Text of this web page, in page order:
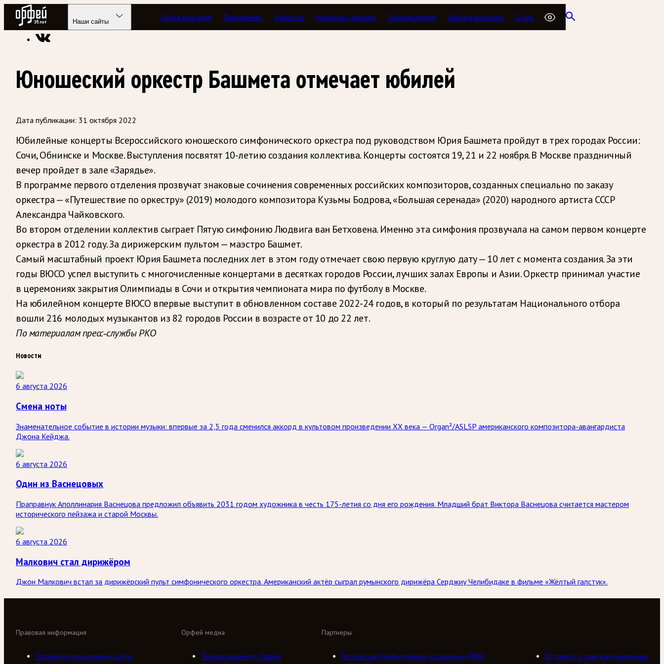
Радио Орфей
Наши сайты Сетка вещания Программы Новости Интернет-каналы Энциклопедия Города вещания О нас
Радио классической музыки «Орфей» Новости
Юношеский оркестр Башмета отмечает юбилей
Дата публикации: 31 октября 2022
Юбилейные концерты Всероссийского юношеского симфонического оркестра под руководством Юрия Башмета пройдут в трех городах России:
Сочи, Обнинске и Москве. Выступления посвятят 10-летию создания коллектива. Концерты состоятся 19, 21 и 22 ноября. В Москве праздничный
вечер пройдет в зале «Зарядье».
В программе первого отделения прозвучат знаковые сочинения современных российских композиторов, созданных специально по заказу
оркестра — «Путешествие по оркестру» (2019) молодого композитора Кузьмы Бодрова, «Большая серенада» (2020) народного артиста СССР
Александра Чайковского.
Во втором отделении коллектив сыграет Пятую симфонию Людвига ван Бетховена. Именно эта симфония прозвучала на самом первом концерте
оркестра в 2012 году. За дирижерским пультом — маэстро Башмет.
Самый масштабный проект Юрия Башмета последних лет в этом году отмечает свою первую круглую дату — 10 лет с момента создания. За эти
годы ВЮСО успел выступить с многочисленные концертами в десятках городов России, лучших залах Европы и Азии. Оркестр принимал участие
в церемониях закрытия Олимпиады в Сочи и открытия чемпионата мира по футболу в Москве.
На юбилейном концерте ВЮСО впервые выступит в обновленном составе 2022-24 годов, в который по результатам Национального отбора
вошли 216 молодых музыкантов из 82 городов России в возрасте от 10 до 22 лет.
По материалам пресс-службы РКО
Новости
6 августа 2026
Смена ноты
Знаменательное событие в истории музыки: впервые за 2,5 года сменился аккорд в культовом произведении XX века — Organ²/ASLSP американского композитора-авангардиста
Джона Кейджа.
6 августа 2026
Один из Васнецовых
Праправнук Аполлинария Васнецова предложил объявить 2031 годом художника в честь 175-летия со дня его рождения. Младший брат Виктора Васнецова считается мастером
исторического пейзажа и старой Москвы.
6 августа 2026
Малкович стал дирижёром
Джон Малкович встал за дирижёрский пульт симфонического оркестра. Американский актёр сыграл румынского дирижёра Серджиу Челибидаке в фильме «Жёлтый галстук».
Орфей медиа
Телерадиоцентр Орфей
Партнеры
Российская библиотечная ассоциация (РБА)
Правовая информация
Условия использования сайта
Оставить отзыв или пожелание